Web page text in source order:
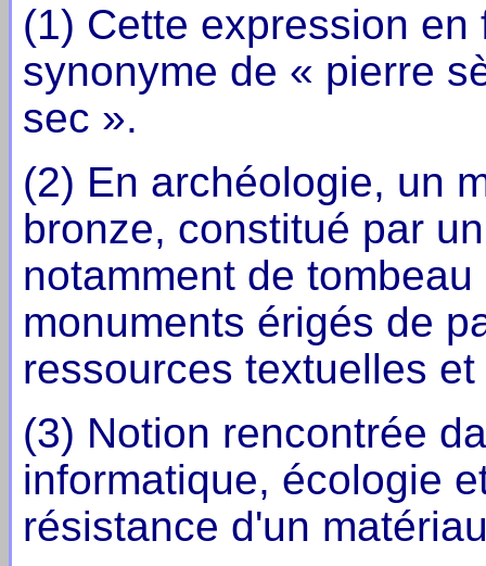
(1) Cette expression
synonyme de « pierre
sec ».
(2) En archéologie, un
bronze, constitué par
notamment de
monuments érigés de
ressources textuelles
(3) Notion rencontrée
informatique, écologie
résistance d'un